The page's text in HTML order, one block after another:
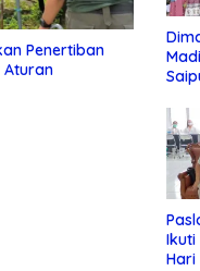
Penertiban
Aturan
Ikuti
Hari